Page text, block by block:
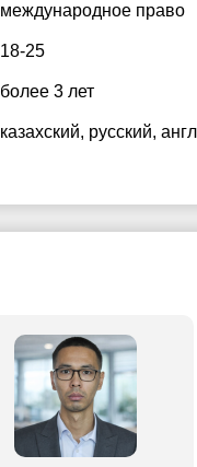
международное право
18-25
более 3 лет
казахский, русский,